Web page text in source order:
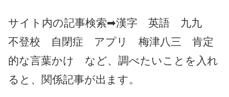
サイト内の記事検索➡漢字 英語 九九
不登校 自閉症 アプリ 梅津八三 肯定
的な言葉かけ など、調べたいことを入れ
ると、関係記事が出ます。